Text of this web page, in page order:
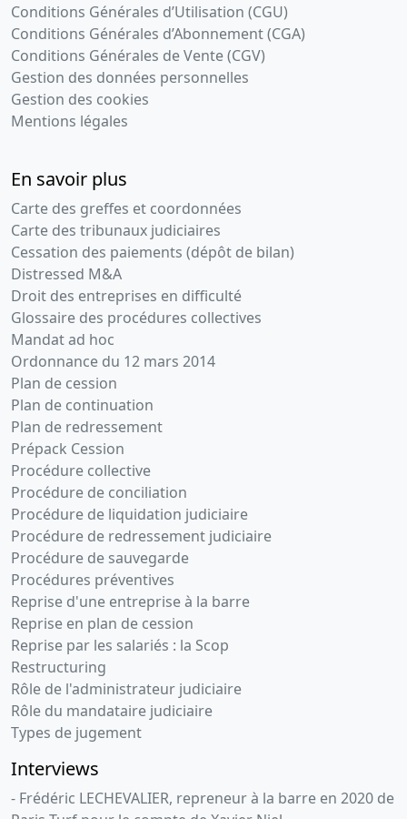
Conditions Générales d’Utilisation (CGU)
Conditions Générales d’Abonnement (CGA)
Conditions Générales de Vente (CGV)
Gestion des données personnelles
Gestion des cookies
Mentions légales
En savoir plus
Carte des greffes et coordonnées
Carte des tribunaux judiciaires
Cessation des paiements (dépôt de bilan)
Distressed M&A
Droit des entreprises en difficulté
Glossaire des procédures collectives
Mandat ad hoc
Ordonnance du 12 mars 2014
Plan de cession
Plan de continuation
Plan de redressement
Prépack Cession
Procédure collective
Procédure de conciliation
Procédure de liquidation judiciaire
Procédure de redressement judiciaire
Procédure de sauvegarde
Procédures préventives
Reprise d'une entreprise à la barre
Reprise en plan de cession
Reprise par les salariés : la Scop
Restructuring
Rôle de l'administrateur judiciaire
Rôle du mandataire judiciaire
Types de jugement
Interviews
- Frédéric LECHEVALIER, repreneur à la barre en 2020 de